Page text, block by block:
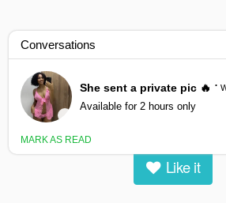
မြန်မာ့အိုး အိမ်ထဲမှာ ရှယ်လုပ်
0views |
Like it